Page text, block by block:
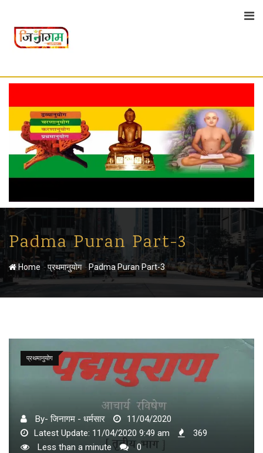
content
Padma Puran Part-3
Home -प्रथमानुयोग- Padma Puran Part-3
प्रथमानुयोग
By- जिनागम - धर्मसार
11/04/2020
Latest Update: 11/04/2020 9:49 am
369
Less than a minute
0